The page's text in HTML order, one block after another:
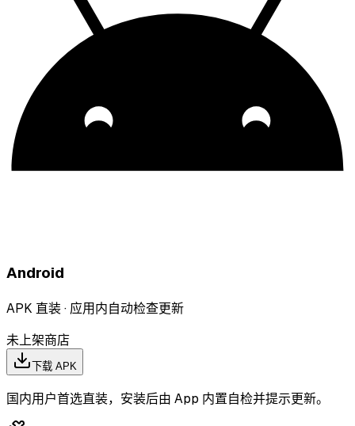
Android
APK 直装 · 应用内自动检查更新
未上架商店
下载 APK
国内用户首选直装，安装后由 App 内置自检并提示更新。